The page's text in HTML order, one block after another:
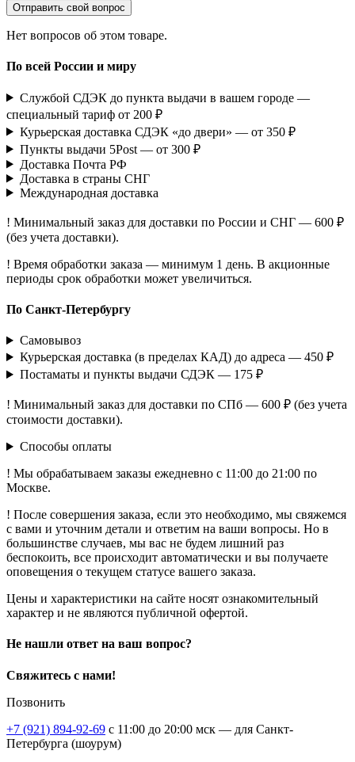
Отправить свой вопрос
Нет вопросов об этом товаре.
По всей России и миру
Службой СДЭК до пункта выдачи в вашем городе —
специальный тариф от 200 ₽
Курьерская доставка СДЭК «до двери» — от 350 ₽
Пункты выдачи 5Post — от 300 ₽
Доставка Почта РФ
Доставка в страны СНГ
Международная доставка
! Минимальный заказ для доставки по России и СНГ — 600 ₽
(без учета доставки).
! Время обработки заказа — минимум 1 день. В акционные
периоды срок обработки может увеличиться.
По Санкт-Петербургу
Самовывоз
Курьерская доставка (в пределах КАД) до адреса — 450 ₽
Постаматы и пункты выдачи СДЭК — 175 ₽
! Минимальный заказ для доставки по СПб — 600 ₽ (без учета
стоимости доставки).
Способы оплаты
! Мы обрабатываем заказы ежедневно с 11:00 до 21:00 по
Москве.
! После совершения заказа, если это необходимо, мы свяжемся
с вами и уточним детали и ответим на ваши вопросы. Но в
большинстве случаев, мы вас не будем лишний раз
беспокоить, все происходит автоматически и вы получаете
оповещения о текущем статусе вашего заказа.
Цены и характеристики на сайте носят ознакомительный
характер и не являются публичной офертой.
Не нашли ответ на ваш вопрос?
Свяжитесь с нами!
Позвонить
+7 (921) 894-92-69 c 11:00 до 20:00 мск — для Санкт-
Петербурга (шоурум)